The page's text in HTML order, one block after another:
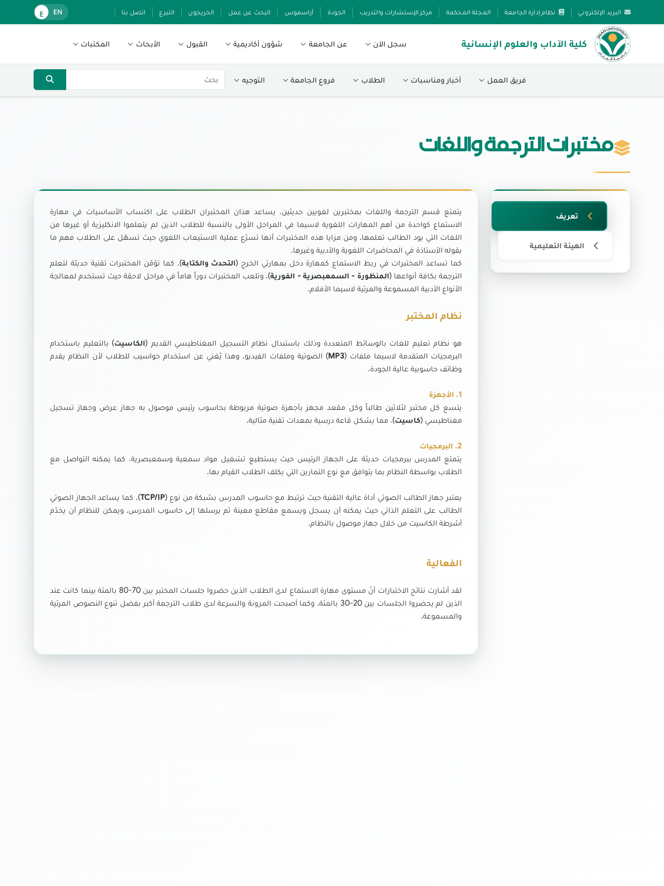
البريد الإلكتروني نظام إدارة الجامعة المجلة المحكمة مركز الإستشارات والتدريب الجودة أراسموس البحث عن عمل الخريجون التبرع اتصل بنا EN ع
كلية الآداب والعلوم الإنسانية سجل الآن عن الجامعة شؤون أكاديمية القبول الأبحاث المكتبات
فريق العمل أخبار ومناسبات الطلاب فروع الجامعة التوجيه
مختبرات الترجمة واللغات
تعريف
الهيئة التعليمية
يتمتع قسم الترجمة واللغات بمختبرين لغويين حديثين، يساعد هذان المختبران الطلاب على اكتساب الأساسيات في مهارة
الاستماع كواحدة من أهم المهارات اللغوية لاسيما في المراحل الأولى بالنسبة للطلاب الذين لم يتعلموا الانكليزية أو غيرها من
اللغات التي يود الطالب تعلمها. ومن مزايا هذه المختبرات أنها تسرّع عملية الاستيعاب اللغوي حيث تسهّل على الطلاب فهم ما
يقوله الأستاذة في المحاضرات اللغوية والأدبية وغيرها.
كما تساعد المختبرات في ربط الاستماع كمهارة دخل بمهارتي الخرج (التحدث والكتابة). كما تؤمّن المختبرات تقنية حديثة لتعلم
الترجمة بكافة أنواعها (المنظورة - السمعبصرية - الفورية). وتلعب المختبرات دوراً هاماً في مراحل لاحقة حيث تستخدم لمعالجة
الأنواع الأدبية المسموعة والمرئية لاسيما الأفلام.
نظام المختبر
هو نظام تعليم للغات بالوسائط المتعددة وذلك باستبدال نظام التسجيل المغناطيسي القديم (الكاسيت) بالتعليم باستخدام
البرمجيات المتقدمة لاسيما ملفات (MP3) الصوتية وملفات الفيديو. وهذا يُغني عن استخدام حواسيب للطلاب لأن النظام يقدم
وظائف حاسوبية عالية الجودة.
1. الأجهزة
يتسع كل مختبر لثلاثين طالباً وكل مقعد مجهز بأجهزة صوتية مربوطة بحاسوب رئيس موصول به جهاز عرض وجهاز تسجيل
مغناطيسي (كاسيت)، مما يشكل قاعة درسية بمعدات تقنية مثالية.
2. البرمجيات
يتمتع المدرس ببرمجيات حديثة على الجهاز الرئيس حيث يستطيع تشغيل مواد سمعية وسمعبصرية، كما يمكنه التواصل مع
الطلاب بواسطة النظام بما يتوافق مع نوع التمارين التي يكلف الطلاب القيام بها.
يعتبر جهاز الطالب الصوتي أداة عالية التقنية حيث ترتبط مع حاسوب المدرس بشبكة من نوع (TCP/IP). كما يساعد الجهاز الصوتي
الطالب على التعلم الذاتي حيث يمكنه أن يسجل ويسمع مقاطع معينة ثم يرسلها إلى حاسوب المدرس. ويمكن للنظام أن يخدّم
أشرطة الكاسيت من خلال جهاز موصول بالنظام.
الفعالية
لقد أشارت نتائج الاختبارات أنّ مستوى مهارة الاستماع لدى الطلاب الذين حضروا جلسات المختبر بين 70-80 بالمئة بينما كانت عند
الذين لم يحضروا الجلسات بين 20-30 بالمئة. وكما أصبحت المرونة والسرعة لدى طلاب الترجمة أكبر بفضل تنوع النصوص المرئية
والمسموعة.